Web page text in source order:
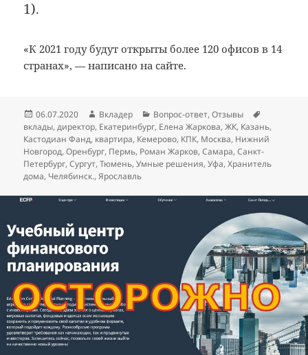
1).
«К 2021 году будут открыты более 120 офисов в 14
странах», — написано на сайте.
Опубликовано
06.07.2020 Автор
Вкладер Рубрики
Вопрос-ответ,Отзывы
вклады,директор, Екатеринбург, Елена Жаркова,ЖК, Казань,
Кастодиан Фанд, квартира, Кемерово, КПК, Москва, Нижний
Новгород,Оренбург, Пермь, Роман Жарков,Самара,Санкт-
Петербург,Сургут,Тюмень,Умные решения,Уфа,Хранитель
дома, Челябинск.,Ярославль